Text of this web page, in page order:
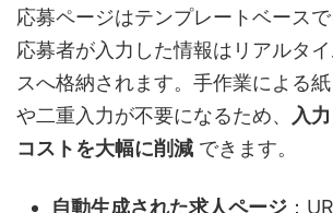
応募ページはテンプレートベースで
応募者が入力した情報はリアルタ
スへ格納されます。手作業による
や二重入力が不要になるため、 入
コストを大幅に削減 できます。
自動生成された求人ページ ：